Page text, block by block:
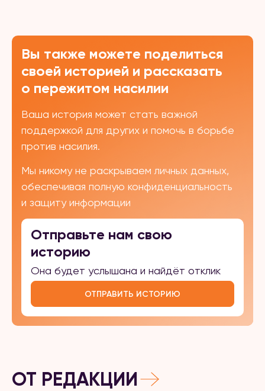
Вы также можете поделиться
своей историей и рассказать
о пережитом насилии
Ваша история может стать важной
поддержкой для других и помочь в борьбе
против насилия.
Мы никому не раскрываем личных данных,
обеспечивая полную конфиденциальность
и защиту информации
Отправьте нам свою
историю
Она будет услышана и найдёт отклик
ОТПРАВИТЬ ИСТОРИЮ
ОТ РЕДАКЦИИ